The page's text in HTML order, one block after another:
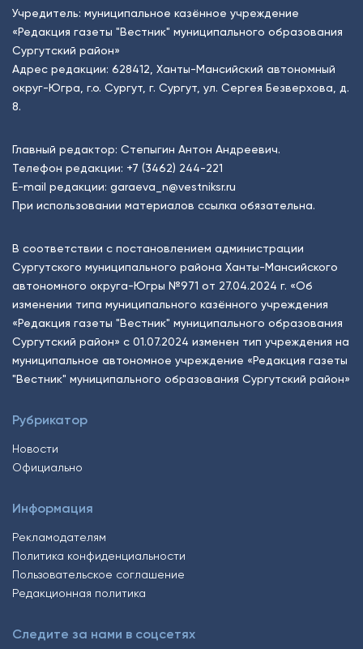
Учредитель: муниципальное казённое учреждение
«Редакция газеты "Вестник" муниципального образования
Сургутский район»
Адрес редакции: 628412, Ханты-Мансийский автономный
округ-Югра, г.о. Сургут, г. Сургут, ул. Сергея Безверхова, д.
8.
Главный редактор: Степыгин Антон Андреевич.
Телефон редакции: +7 (3462) 244-221
E-mail редакции: garaeva_n@vestniksr.ru
При использовании материалов ссылка обязательна.
В соответствии с постановлением администрации
Сургутского муниципального района Ханты-Мансийского
автономного округа-Югры №971 от 27.04.2024 г. «Об
изменении типа муниципального казённого учреждения
«Редакция газеты "Вестник" муниципального образования
Сургутский район» с 01.07.2024 изменен тип учреждения на
муниципальное автономное учреждение «Редакция газеты
"Вестник" муниципального образования Сургутский район»
Рубрикатор
Новости
Официально
Информация
Рекламодателям
Политика конфиденциальности
Пользовательское соглашение
Редакционная политика
Следите за нами в соцсетях